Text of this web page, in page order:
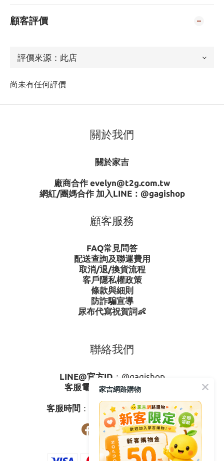
顧客評價
尚未有任何評價
關於我們
關於家吉
廠商合作 evelyn@t2g.com.tw
網紅/團媽合作 加入LINE： @gagishop
顧客服務
FAQ常見問答
配送查詢及聯運費用
取消/退/換貨流程
客戶隱私權政策
條款與細則
防詐騙宣導
尿布代寫祝賀詞👶
聯絡我們
LINE@官方ID ： @gagishop
客服電話 ：0800-273795
客服時間 ：週一至週五08:30-17:30
家吉網路購物